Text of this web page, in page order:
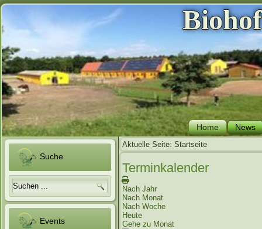
Home News
Suche
Events
Aktuelle Seite: Startseite
Terminkalender
Nach Jahr
Nach Monat
Nach Woche
Heute
Gehe zu Monat